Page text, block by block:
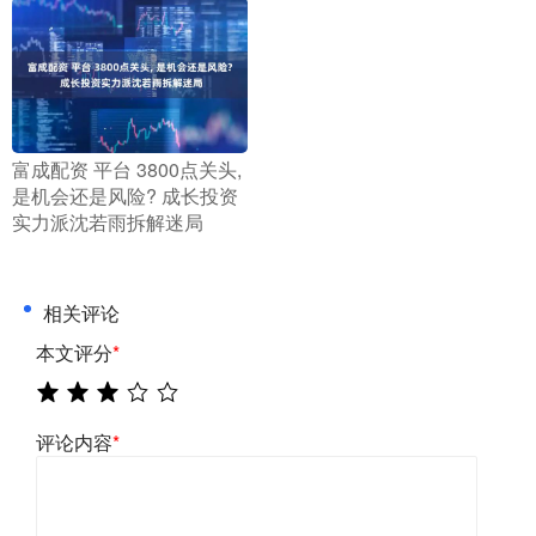
​富成配资 平台 3800点关头,
是机会还是风险? 成长投资
实力派沈若雨拆解迷局
相关评论
本文评分*
评论内容*